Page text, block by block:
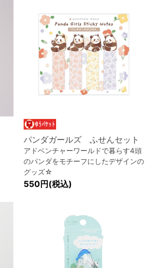
パンダガールズ ふせんセット
アドベンチャーワールドで暮らす4頭
のパンダをモチーフにしたデザインの
グッズ☆
550円(税込)